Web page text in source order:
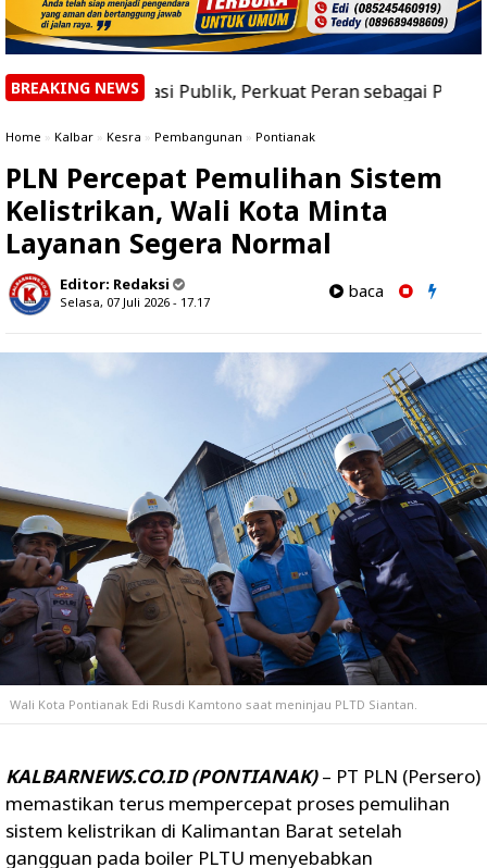
BREAKING NEWS
Publik, Perkuat Peran sebagai Pusat Keunggulan
Home » Kalbar » Kesra » Pembangunan » Pontianak
PLN Percepat Pemulihan Sistem
Kelistrikan, Wali Kota Minta
Layanan Segera Normal
Editor: Redaksi
Selasa, 07 Juli 2026 - 17.17
baca
Wali Kota Pontianak Edi Rusdi Kamtono saat meninjau PLTD Siantan.
KALBARNEWS.CO.ID (PONTIANAK)– PT PLN (Persero)
memastikan terus mempercepat proses pemulihan
sistem kelistrikan di Kalimantan Barat setelah
gangguan pada boiler PLTU menyebabkan